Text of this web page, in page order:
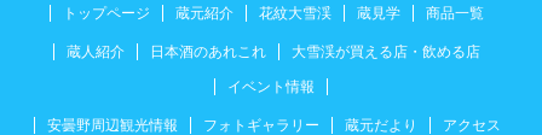
トップページ 蔵元紹介 花紋大雪渓 蔵見学 商品一覧
蔵人紹介 日本酒のあれこれ 大雪渓が買える店・飲める店
イベント情報
安曇野周辺観光情報 フォトギャラリー 蔵元だより アクセス